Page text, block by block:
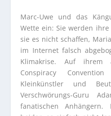
Marc-Uwe und das
Wette ein: Sie werden
sie es nicht schaffen,
im Internet falsch
Klimakrise. Auf ihrem
Conspiracy
Kleinkünstler und
Verschwörungs-Guru
fanatischen Anhängern.